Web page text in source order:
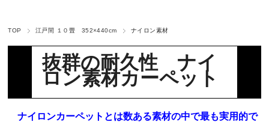
TOP 江戸間 １０畳 352×440cm ナイロン素材
抜群の耐久性 ナイ
ロン素材カーペット
ナイロンカーペットとは数ある素材の中で最も実用的で